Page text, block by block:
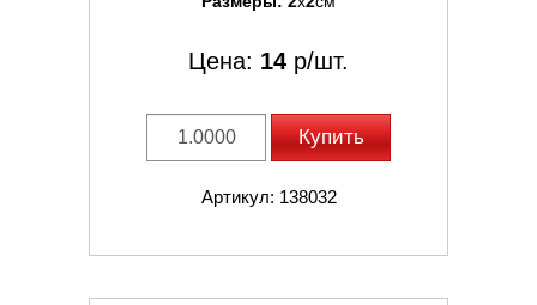
Цена: 14 р/шт.
Купить
Артикул: 138032